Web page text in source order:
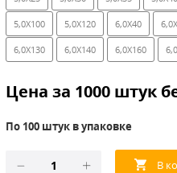
5,0X100 5,0X120 6,0X40
6,0X130 6,0X140 6,0X160
Цена за 1000 штук
По 100 штук в упаковке